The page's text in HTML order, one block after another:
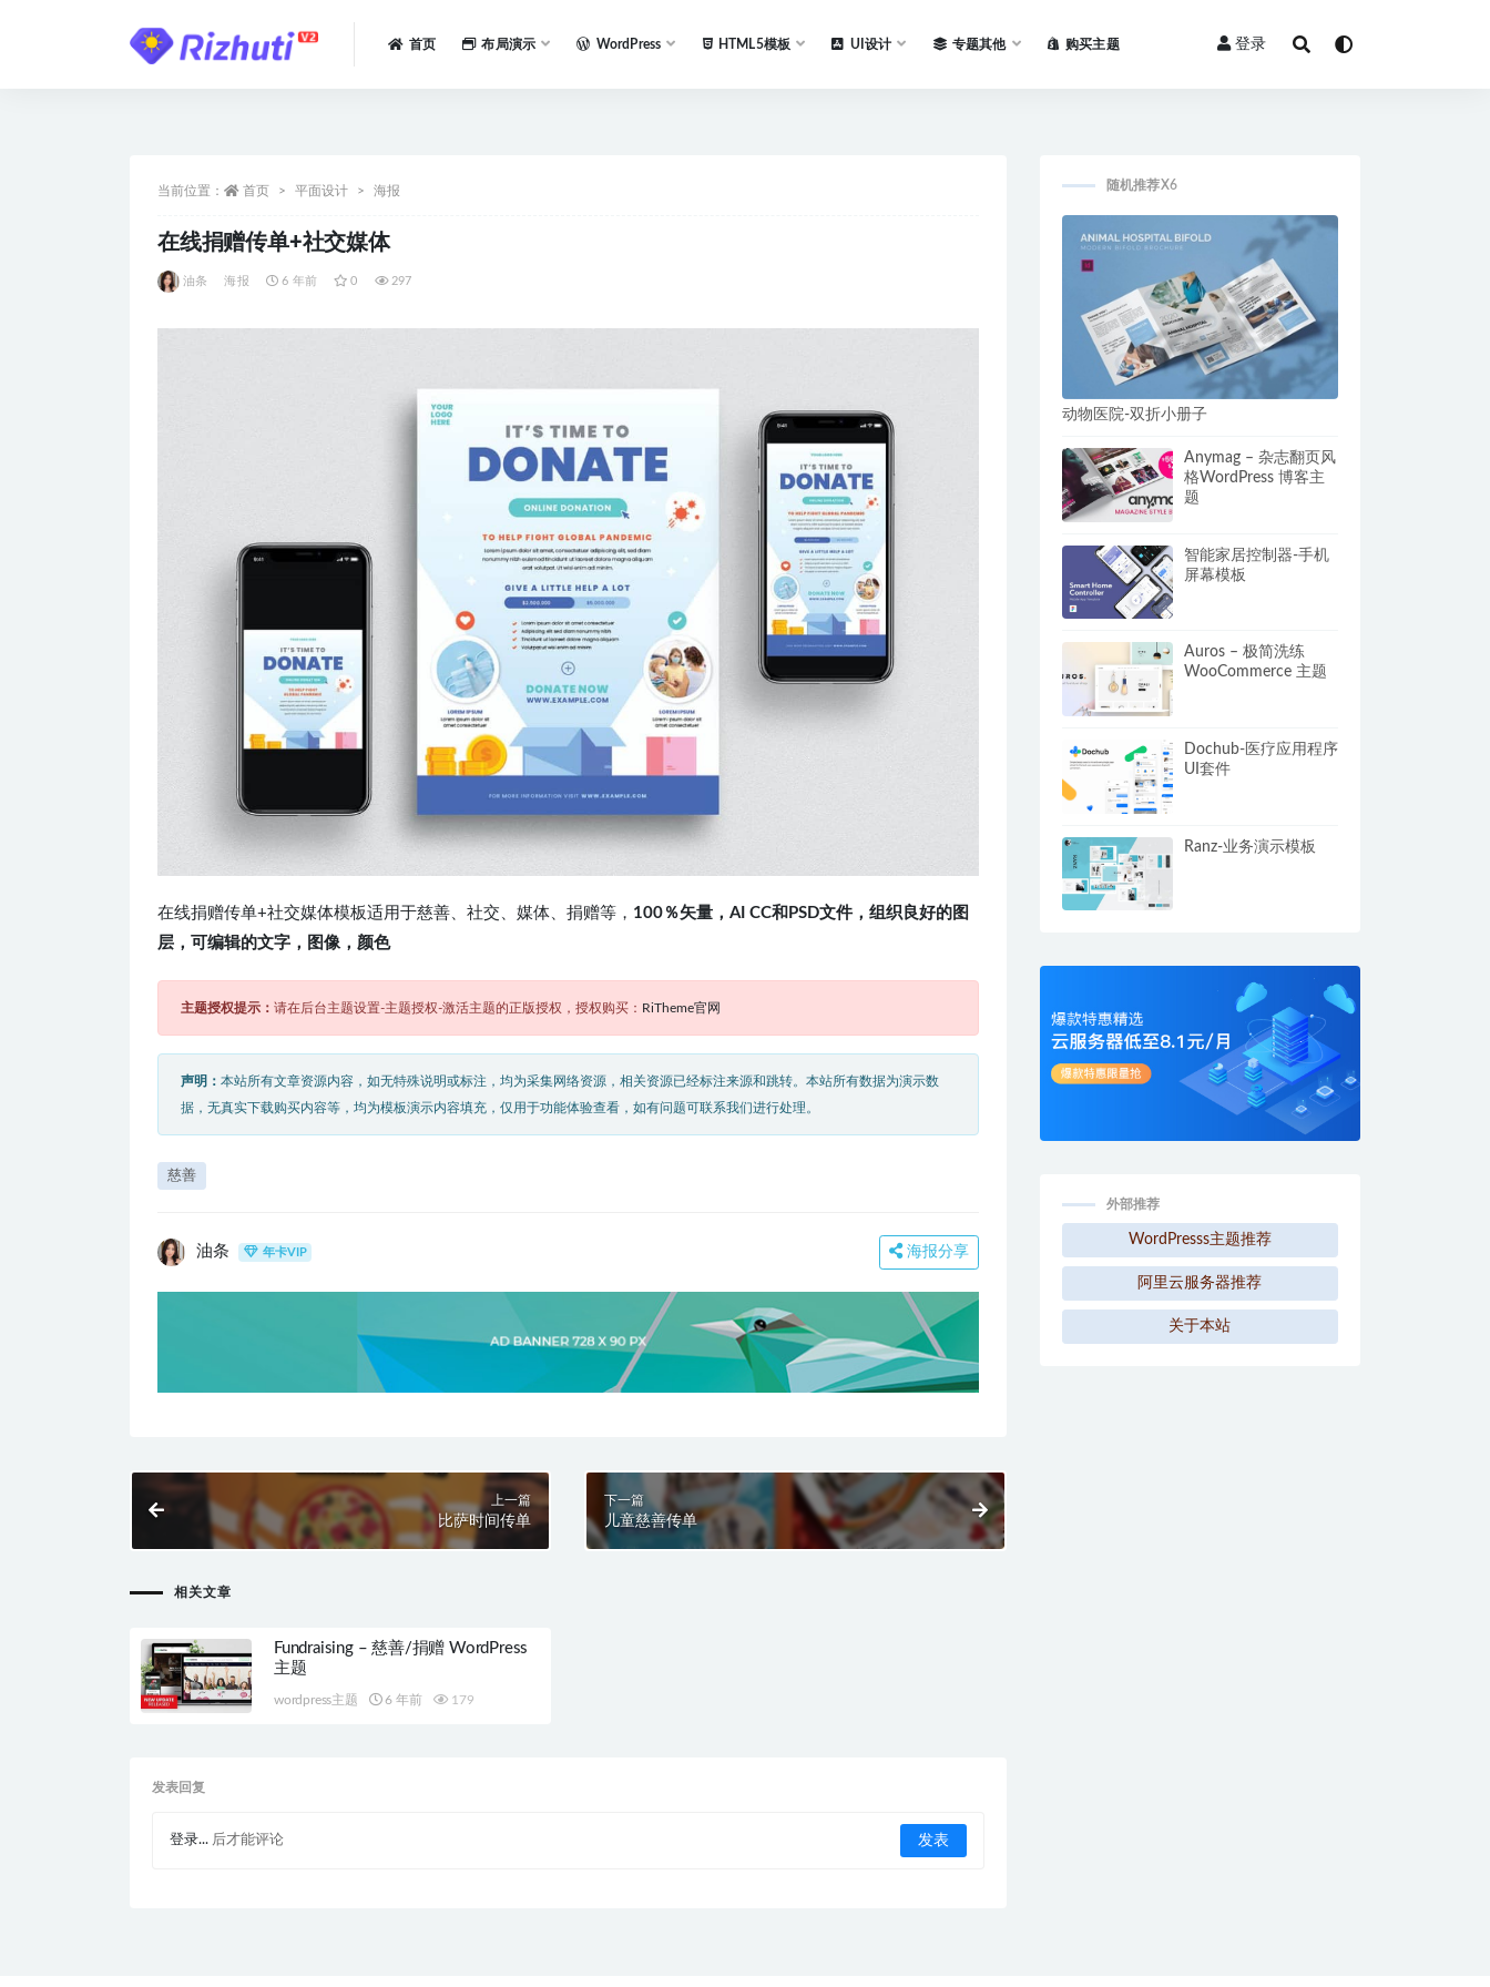
首页 布局演示 WordPress HTML5模板 UI设计 专题其他 购买主题 登录
当前位置： 首页 平面设计 海报
在线捐赠传单+社交媒体
油条 海报 6 年前 0 297
在线捐赠传单+社交媒体模板适用于慈善、社交、媒体、捐赠等， 100％矢量，AI CC和PSD文件，组织良好的图
层，可编辑的文字，图像，颜色
主题授权提示： 请在后台主题设置-主题授权-激活主题的正版授权，授权购买： RiTheme官网
声明： 本站所有文章资源内容，如无特殊说明或标注，均为采集网络资源，相关资源已经标注来源和跳转。本站所有数据为演示数
据，无真实下载购买内容等，均为模板演示内容填充，仅用于功能体验查看，如有问题可联系我们进行处理。
慈善
油条 年卡VIP 海报分享
上一篇
比萨时间传单
下一篇
儿童慈善传单
相关文章
Fundraising – 慈善/捐赠 WordPress
主题
wordpress主题 6 年前 179
发表回复
登录... 后才能评论
随机推荐X6
动物医院-双折小册子
Anymag – 杂志翻页风
格WordPress 博客主
题
智能家居控制器-手机
屏幕模板
Auros – 极简洗练
WooCommerce 主题
Dochub-医疗应用程序
UI套件
Ranz-业务演示模板
外部推荐
WordPresss主题推荐
阿里云服务器推荐
关于本站